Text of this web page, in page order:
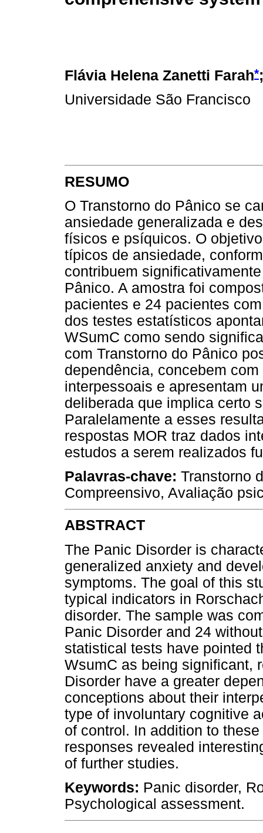
Flávia Helena Zanetti Farah*
Universidade São Francisco
RESUMO
O Transtorno do Pânico se
ansiedade generalizada e
físicos e psíquicos. O
típicos de ansiedade,
contribuem
Pânico. A amostra foi
pacientes e 24 pacientes
dos testes estatísticos
WSumC como sendo
com Transtorno do Pânico
dependência, concebem
interpessoais e apresentam
deliberada que implica certo
Paralelamente a esses
respostas MOR traz dados
estudos a serem realizados
Palavras-chave: Transtorno
Compreensivo, Avaliação
ABSTRACT
The Panic Disorder is
generalized anxiety and
symptoms. The goal of this
typical indicators in
disorder. The sample was
Panic Disorder and 24
statistical tests have pointed
WsumC as being significant,
Disorder have a greater
conceptions about their
type of involuntary cognitive
of control. In addition to
responses revealed
of further studies.
Keywords: Panic disorder,
Psychological assessment.